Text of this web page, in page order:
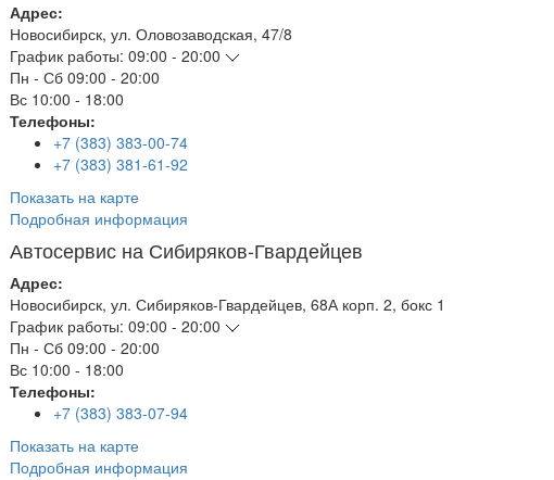
Адрес:
Новосибирск, ул. Оловозаводская, 47/8
График работы: 09:00 - 20:00
Пн - Сб 09:00 - 20:00
Вс 10:00 - 18:00
Телефоны:
+7 (383) 383-00-74
+7 (383) 381-61-92
Показать на карте
Подробная информация
Автосервис на Сибиряков-Гвардейцев
Адрес:
Новосибирск, ул. Сибиряков-Гвардейцев, 68А корп. 2, бокс 1
График работы: 09:00 - 20:00
Пн - Сб 09:00 - 20:00
Вс 10:00 - 18:00
Телефоны:
+7 (383) 383-07-94
Показать на карте
Подробная информация